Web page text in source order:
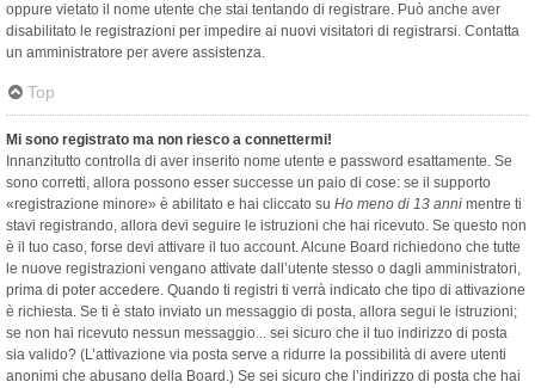
oppure vietato il nome utente che stai tentando di registrare. Può anche aver
disabilitato le registrazioni per impedire ai nuovi visitatori di registrarsi. Contatta
un amministratore per avere assistenza.
Top
Mi sono registrato ma non riesco a connettermi!
Innanzitutto controlla di aver inserito nome utente e password esattamente. Se
sono corretti, allora possono esser successe un paio di cose: se il supporto
«registrazione minore» è abilitato e hai cliccato su Ho meno di 13 anni mentre ti
stavi registrando, allora devi seguire le istruzioni che hai ricevuto. Se questo non
è il tuo caso, forse devi attivare il tuo account. Alcune Board richiedono che tutte
le nuove registrazioni vengano attivate dall’utente stesso o dagli amministratori,
prima di poter accedere. Quando ti registri ti verrà indicato che tipo di attivazione
è richiesta. Se ti è stato inviato un messaggio di posta, allora segui le istruzioni;
se non hai ricevuto nessun messaggio... sei sicuro che il tuo indirizzo di posta
sia valido? (L’attivazione via posta serve a ridurre la possibilità di avere utenti
anonimi che abusano della Board.) Se sei sicuro che l’indirizzo di posta che hai